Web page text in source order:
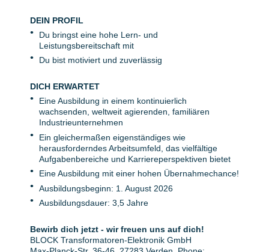
DEIN PROFIL
Du bringst eine hohe Lern- und
Leistungsbereitschaft mit
Du bist motiviert und zuverlässig
DICH ERWARTET
Eine Ausbildung in einem kontinuierlich
wachsenden, weltweit agierenden, familiären
Industrieunternehmen
Ein gleichermaßen eigenständiges wie
herausforderndes Arbeitsumfeld, das vielfältige
Aufgabenbereiche und Karriereperspektiven bietet
Eine Ausbildung mit einer hohen Übernahmechance!
Ausbildungsbeginn: 1. August 2026
Ausbildungsdauer: 3,5 Jahre
Bewirb dich jetzt - wir freuen uns auf dich!
BLOCK Transformatoren-Elektronik GmbH